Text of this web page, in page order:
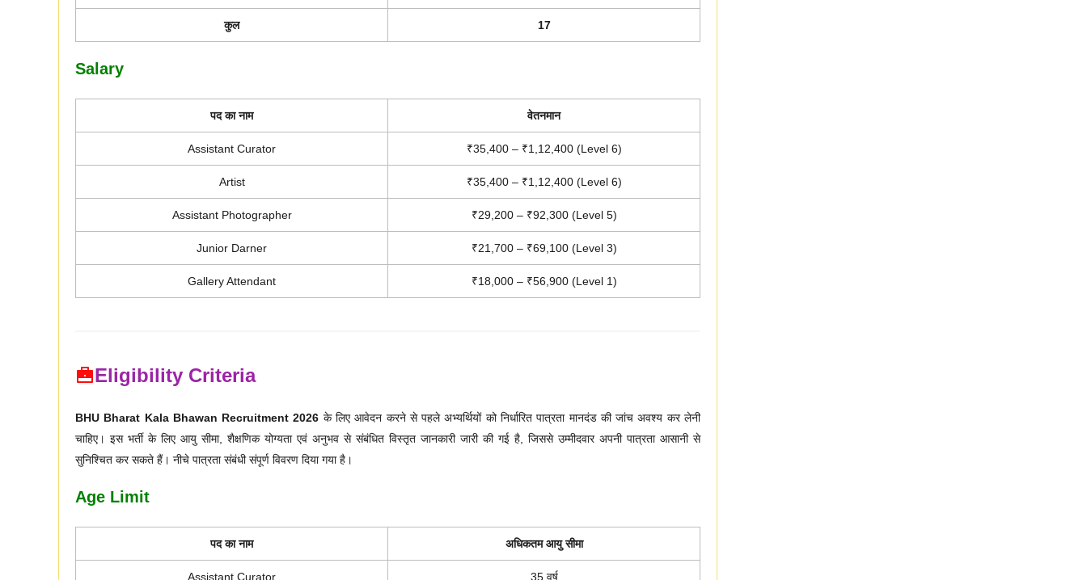
कुल 17
Salary
पद का नाम वेतनमान
Assistant Curator ₹35,400 – ₹1,12,400 (Level 6)
Artist ₹35,400 – ₹1,12,400 (Level 6)
Assistant Photographer ₹29,200 – ₹92,300 (Level 5)
Junior Darner ₹21,700 – ₹69,100 (Level 3)
Gallery Attendant ₹18,000 – ₹56,900 (Level 1)
Eligibility Criteria
BHU Bharat Kala Bhawan Recruitment 2026 के लिए आवेदन करने से पहले अभ्यर्थियों को निर्धारित पात्रता मानदंड की जांच अवश्य कर लेनी
चाहिए। इस भर्ती के लिए आयु सीमा, शैक्षणिक योग्यता एवं अनुभव से संबंधित विस्तृत जानकारी जारी की गई है, जिससे उम्मीदवार अपनी पात्रता आसानी से
सुनिश्चित कर सकते हैं। नीचे पात्रता संबंधी संपूर्ण विवरण दिया गया है।
Age Limit
पद का नाम अधिकतम आयु सीमा
Assistant Curator 35 वर्ष